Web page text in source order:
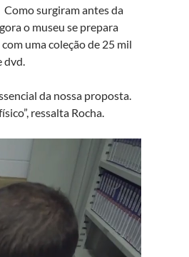
Como surgiram antes da
o museu se prepara
uma coleção de 25 mil
da nossa proposta.
ressalta Rocha.